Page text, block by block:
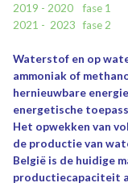
2019 - 2020 fase 1
2021 - 2023 fase 2
Waterstof en op
ammoniak of
hernieuwbare
energetische
Het opwekken van
de productie van
België is de huidige
productiecapaciteit